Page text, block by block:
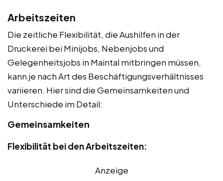
Arbeitszeiten
Die zeitliche Flexibilität, die Aushilfen in der
Druckerei bei Minijobs, Nebenjobs und
Gelegenheitsjobs in Maintal mitbringen müssen,
kann je nach Art des Beschäftigungsverhältnisses
variieren. Hier sind die Gemeinsamkeiten und
Unterschiede im Detail:
Gemeinsamkeiten
Flexibilität bei den Arbeitszeiten:
Anzeige